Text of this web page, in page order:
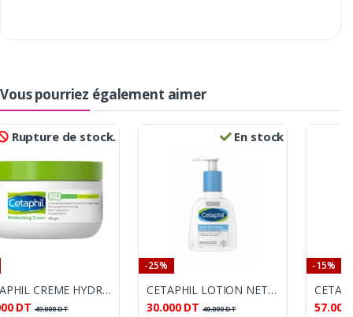
Vous pourriez également aimer
Rupture de stock.
CETAPHIL CREME HYDRATANTE POT 250G
DT 49.000DT
En stock
-25%
CETAPHIL LOTION NETTOYANTE PEAU NORMAL A SECHE 236ML
30.000 DT 40.000DT
-15%
57.000